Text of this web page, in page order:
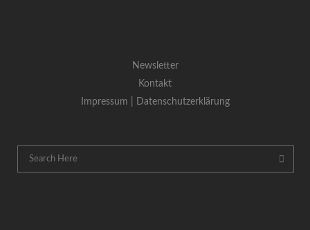
Newsletter
Kontakt
Impressum |
Datenschutzerklärung